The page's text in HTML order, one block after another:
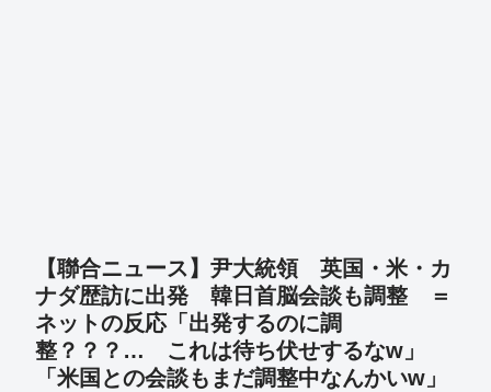
【聯合ニュース】尹大統領 英国・米・カ
ナダ歴訪に出発 韓日首脳会談も調整 ＝
ネットの反応「出発するのに調
整？？？… これは待ち伏せするなw」
「米国との会談もまだ調整中なんかいw」